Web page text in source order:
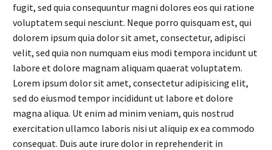
fugit, sed quia consequuntur magni dolores eos qui ratione
voluptatem sequi nesciunt. Neque porro quisquam est, qui
dolorem ipsum quia dolor sit amet, consectetur, adipisci
velit, sed quia non numquam eius modi tempora incidunt ut
labore et dolore magnam aliquam quaerat voluptatem.
Lorem ipsum dolor sit amet, consectetur adipisicing elit,
sed do eiusmod tempor incididunt ut labore et dolore
magna aliqua. Ut enim ad minim veniam, quis nostrud
exercitation ullamco laboris nisi ut aliquip ex ea commodo
consequat. Duis aute irure dolor in reprehenderit in